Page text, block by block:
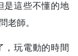
是這些不懂的地
老師。
，玩電動的時間